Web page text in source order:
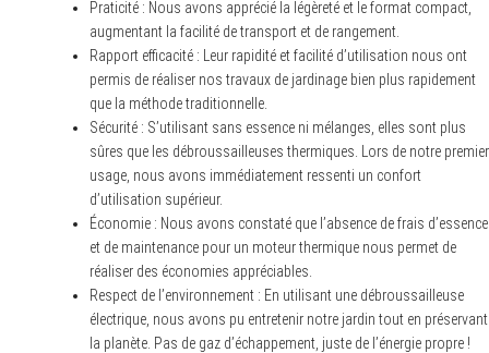
Praticité : Nous avons apprécié la légèreté et le format compact,
augmentant la facilité de transport et de rangement.
Rapport efficacité : Leur rapidité et facilité d’utilisation nous ont
permis de réaliser nos travaux de jardinage bien plus rapidement
que la méthode traditionnelle.
Sécurité : S’utilisant sans essence ni mélanges, elles sont plus
sûres que les débroussailleuses thermiques. Lors de notre premier
usage, nous avons immédiatement ressenti un confort
d’utilisation supérieur.
Économie : Nous avons constaté que l’absence de frais d’essence
et de maintenance pour un moteur thermique nous permet de
réaliser des économies appréciables.
Respect de l’environnement : En utilisant une débroussailleuse
électrique, nous avons pu entretenir notre jardin tout en préservant
la planète. Pas de gaz d’échappement, juste de l’énergie propre !